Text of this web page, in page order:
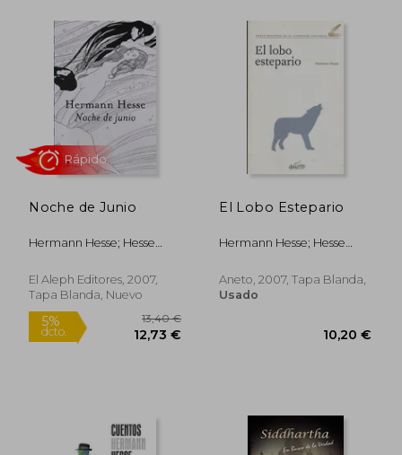
10,20 €
5%
dcto.
Noche de Junio
Hermann Hesse; Hesse
El Aleph Editores, 2007,
Tapa Blanda, Nuevo
El Lobo Estepario
Hermann Hesse; Hesse
Aneto, 2007, Tapa Blanda,
Usado